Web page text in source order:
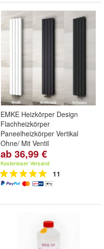
EMKE Heizkörper Design
Flachheizkörper
Paneelheizkörper Vertikal
Ohne/ Mit Ventil
ab 36,99 €
Kostenloser Versand
11